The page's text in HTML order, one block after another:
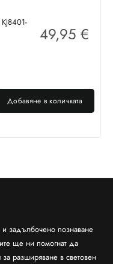
49,95 €
Добавяне в количката
задълбочено познаване
ще ни помогнат да
разширяване в световен